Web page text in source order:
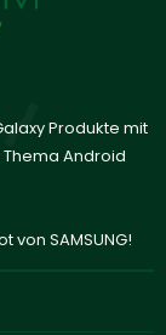
Produkte mit
Android
von SAMSUNG!